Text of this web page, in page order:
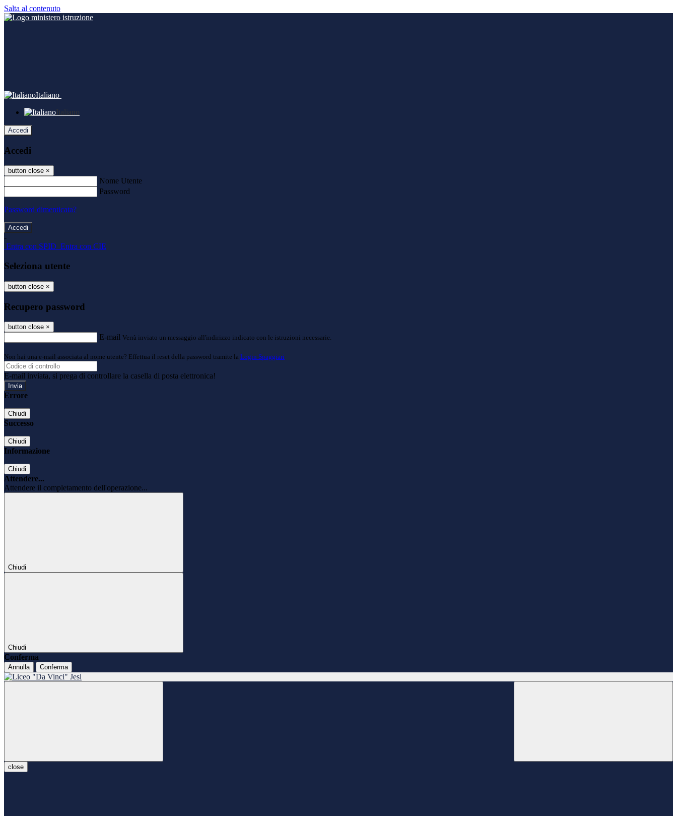
Salta al contenuto
Italiano
Italiano
Accedi
Accedi
button close ×
Nome Utente
Password
Password dimenticata?
-
Entra con SPID Entra con CIE
Seleziona utente
button close ×
Recupero password
button close ×
E-mail Verrà inviato un messaggio all'indirizzo indicato con le istruzioni necessarie.
Non hai una e-mail associata al nome utente? Effettua il reset della password tramite la Login Spaggiari
E-mail inviata, si prega di controllare la casella di posta elettronica!
Errore
Chiudi
Successo
Chiudi
Informazione
Chiudi
Attendere...
Attendere il completamento dell'operazione...
Chiudi
Chiudi
Conferma
Annulla Conferma
close